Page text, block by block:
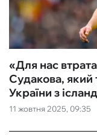
ФУТЗАЛ
БУКМЕКЕРИ
11 жовтня 2025, 09:35
«Для нас
Судакова, який
України з